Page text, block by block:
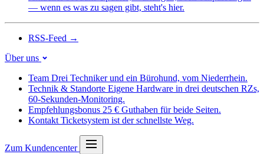
— wenn es was zu sagen gibt, steht's hier.
RSS-Feed →
Über uns
Team Drei Techniker und ein Bürohund, vom Niederrhein.
Technik & Standorte Eigene Hardware in drei deutschen RZs,
60-Sekunden-Monitoring.
Empfehlungsbonus 25 € Guthaben für beide Seiten.
Kontakt Ticketsystem ist der schnellste Weg.
Zum Kundencenter